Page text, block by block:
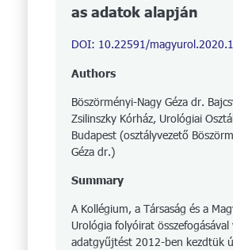
as adatok alapján
Authors
Böszörményi-Nagy Géza dr.
Zsilinszky Kórház, Urológiai
Budapest (osztályvezető
Géza dr.)
Summary
A Kollégium, a Társaság és a
Urológia folyóirat
adatgyűjtést 2012-ben kezdtük